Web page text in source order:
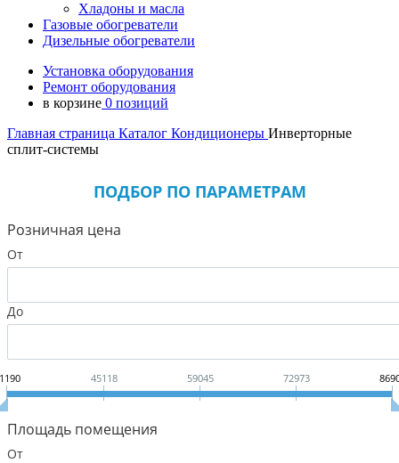
Хладоны и масла
Газовые обогреватели
Дизельные обогреватели
Установка оборудования
Ремонт оборудования
в корзине 0 позиций
Главная страница Каталог Кондиционеры Инверторные
сплит-системы
ПОДБОР ПО ПАРАМЕТРАМ
Розничная цена
От
До
45118 59045 72973
Площадь помещения
От